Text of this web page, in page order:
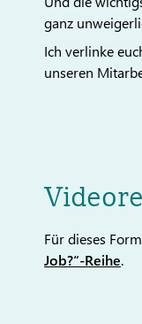
ganz
Ich verlinke
unseren
Für dieses
Job?“-Reihe.